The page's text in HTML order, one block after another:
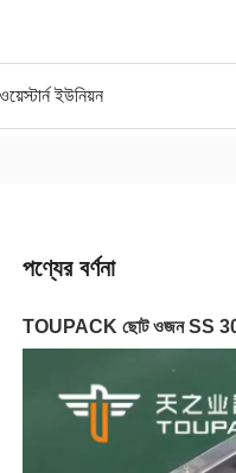
ইউনিয়ন
পণ্যের বর্ণনা
TOUPACK ছোট ওজন SS